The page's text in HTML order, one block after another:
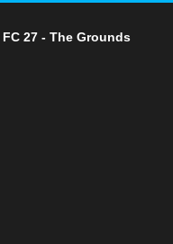
27 - The Grounds